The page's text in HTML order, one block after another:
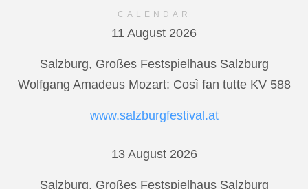
CALENDAR
11 August 2026
Salzburg, Großes Festspielhaus Salzburg
Wolfgang Amadeus Mozart: Così fan tutte KV 588
www.salzburgfestival.at
13 August 2026
Salzburg, Großes Festspielhaus Salzburg